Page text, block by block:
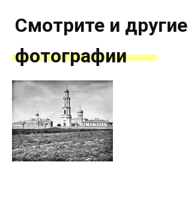
Смотрите и другие
фотографии